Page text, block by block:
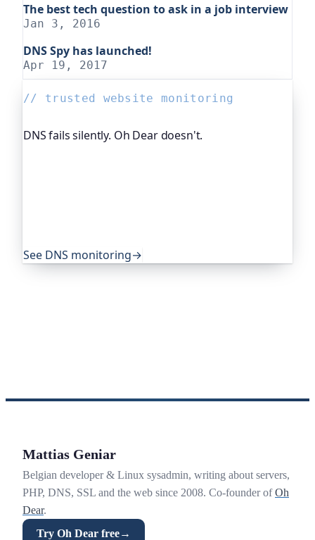
The best tech question to ask in a job interview
Jan 3, 2016
DNS Spy has launched!
Apr 19, 2017
// trusted website monitoring
DNS fails silently. Oh Dear doesn't.
See DNS monitoring→
Mattias Geniar
Belgian developer & Linux sysadmin, writing about servers,
PHP, DNS, SSL and the web since 2008. Co-founder ofOh
Dear.
Try Oh Dear free→